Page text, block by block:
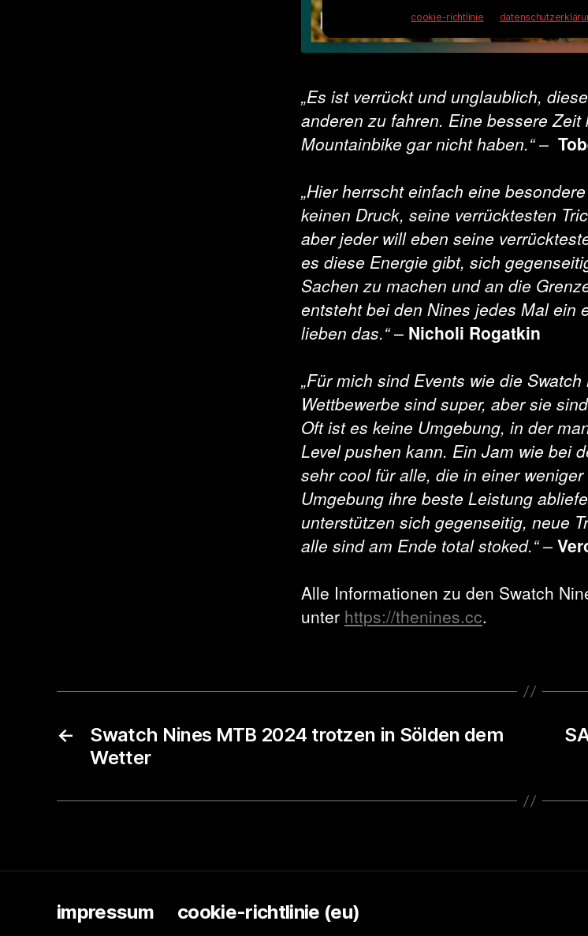
cookie-richtlinie
„Es ist verrückt und unglaublich,
anderen zu fahren. Eine bessere
Mountainbike gar nicht haben.“ –
„Hier herrscht einfach eine
keinen Druck, seine verrücktesten
aber jeder will eben seine
es diese Energie gibt, sich
Sachen zu machen und an die
entsteht bei den Nines jedes Mal ein
lieben das.“ – Nicholi Rogatkin
„Für mich sind Events wie die
Wettbewerbe sind super, aber sie
Oft ist es keine Umgebung, in der
Level pushen kann. Ein Jam wie bei
sehr cool für alle, die in einer
Umgebung ihre beste Leistung
unterstützen sich gegenseitig, neue
alle sind am Ende total stoked.“ –
Alle Informationen zu den Swatch
unter https://thenines.cc.
←
Swatch Nines MTB 2024 trotzen in Sölden dem
Wetter
impressum cookie-richtlinie (eu)